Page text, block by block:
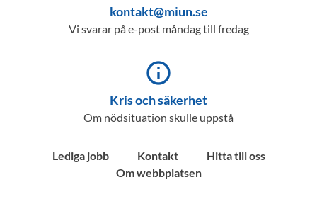
kontakt@miun.se
Vi svarar på e-post måndag till fredag
info_outline
Kris och säkerhet
Om nödsituation skulle uppstå
Lediga jobb Kontakt
Hitta till oss
Om webbplatsen